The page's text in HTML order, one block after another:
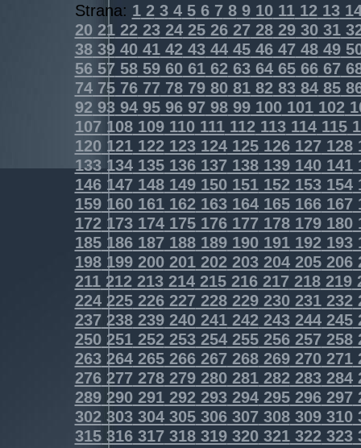
Strana: 12345678910111213
20 2122232425262728293031
383940414243444546474849
565758596061626364656667
747576777879808182838485
9293949596979899100101102
107 108109110111112113114115
120121122123124125126127128
133134135136137138139140141
146147148149150151152153154
159160161162163164165166167
172173174175176177178179180
185186187188189190191192193
198199200201202203204205206
211212213214215216217218219
224225226227228229230231232
237238239240241242243244245
250251252253254255256257258
263264265266267268269270271
276277278279280281282283284
289290291292293294295296297
302303304305306307308309310
315316317318319320321322323